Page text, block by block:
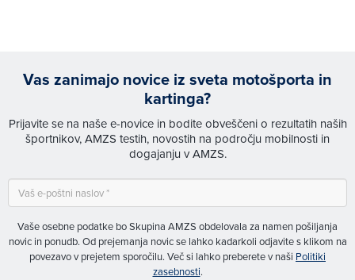
Vas zanimajo novice iz sveta motošporta in
kartinga?
Prijavite se na naše e-novice in bodite obveščeni o rezultatih naših
športnikov, AMZS testih, novostih na področju mobilnosti in
dogajanju v AMZS.
Vaše osebne podatke bo Skupina AMZS obdelovala za namen pošiljanja
novic in ponudb. Od prejemanja novic se lahko kadarkoli odjavite s klikom na
povezavo v prejetem sporočilu. Več si lahko preberete v naši Politiki
zasebnosti.